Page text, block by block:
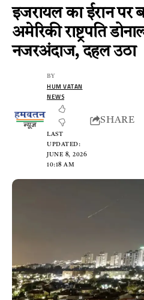
इजरायल का ईरान पर
अमेरिकी राष्ट्रपति
नजरअंदाज, दहल उठा
LAST
UPDATED:
JUNE 8, 2026
10:18 AM
BY
HUM VATAN
NEWS
SHARE